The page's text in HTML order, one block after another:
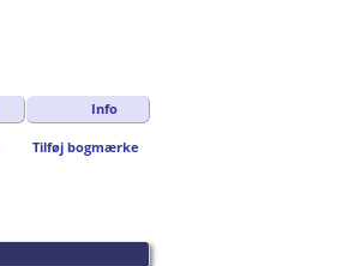
Info
Tilføj bogmærke